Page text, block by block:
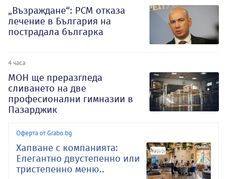
„Възраждане“: РСМ отказа
лечение в България на
пострадала българка
4 часа
МОН ще преразгледа
сливането на две
професионални гимназии в
Пазарджик
Оферта от Grabo.bg
Хапване с компанията:
Елегантно двустепенно или
тристепенно меню..